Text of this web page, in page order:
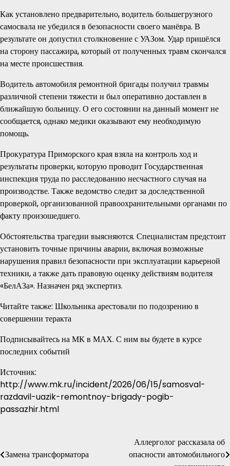
Как установлено предварительно, водитель большегрузного
самосвала не убедился в безопасности своего манёвра. В
результате он допустил столкновение с УАЗом. Удар пришёлся
на сторону пассажира, который от полученных травм скончался
на месте происшествия.
Водитель автомобиля ремонтной бригады получил травмы
различной степени тяжести и был оперативно доставлен в
ближайшую больницу. О его состоянии на данный момент не
сообщается, однако медики оказывают ему необходимую
помощь.
Прокуратура Приморского края взяла на контроль ход и
результаты проверки, которую проводит Государственная
инспекция труда по расследованию несчастного случая на
производстве. Также ведомство следит за доследственной
проверкой, организованной правоохранительными органами по
факту произошедшего.
Обстоятельства трагедии выясняются. Специалистам предстоит
установить точные причины аварии, включая возможные
нарушения правил безопасности при эксплуатации карьерной
техники, а также дать правовую оценку действиям водителя
«БелАЗа». Назначен ряд экспертиз.
Читайте также: Школьника арестовали по подозрению в
совершении теракта
Подписывайтесь на МК в МАХ. С ним вы будете в курсе
последних событий
Источник:
http://www.mk.ru/incident/2026/06/15/samosval-
razdavil-uazik-remontnoy-brigady-pogib-
passazhir.html
Замена трансформатора
Аллерголог рассказала об
опасности автомобильного